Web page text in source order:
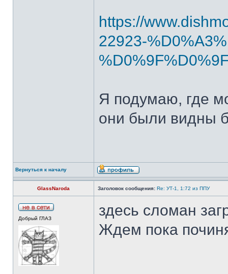
https://
22923-
Я подумаю, где
они были видны
Вернуться к началу
GlassNaroda Заголовок сообщения: Re: УТ-1, 1:72 из ППУ
Добрый ГЛАЗ
здесь сломан
Ждем пока